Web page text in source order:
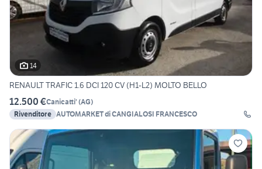
14
RENAULT TRAFIC 1.6 DCI 120 CV (H1-L2) MOLTO BELLO
12.500 €Canicatti' (AG)
Rivenditore AUTOMARKET di CANGIALOSI FRANCESCO